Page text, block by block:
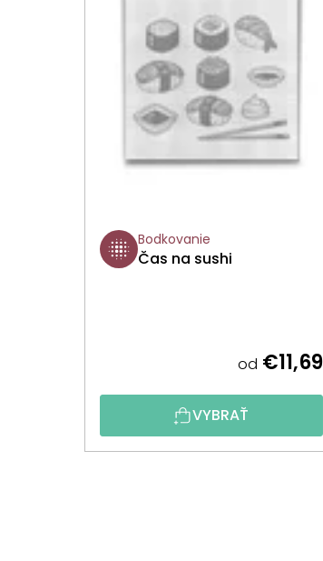
Bodkovanie
Čas na sushi
od €11,69
VYBRAŤ